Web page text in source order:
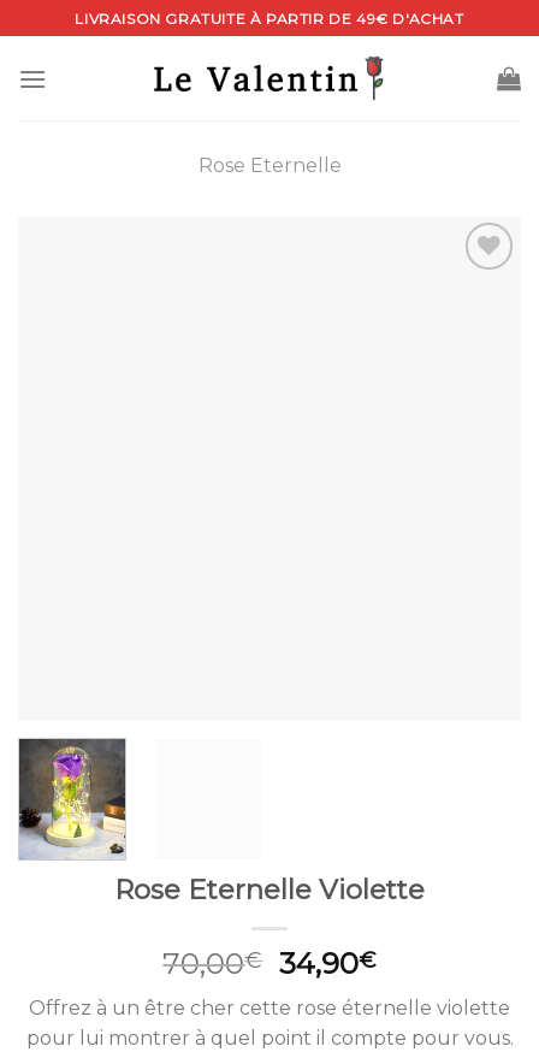
to
content
LIVRAISON GRATUITE À PARTIR DE 49€ D'ACHAT
Rose Eternelle
Rose Eternelle Violette
70,00€
Le
initial
34,90€Le
prix
actuel
Offrez à un être cher cette rose éternelle violette
pour lui montrer à quel point il compte pour vous.